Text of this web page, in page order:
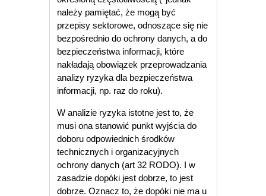
należy pamiętać, że mogą być
przepisy sektorowe, odnoszące się nie
bezpośrednio do ochrony danych, a do
bezpieczeństwa informacji, które
nakładają obowiązek przeprowadzania
analizy ryzyka dla bezpieczeństwa
informacji, np. raz do roku).
W analizie ryzyka istotne jest to, że
musi ona stanowić punkt wyjścia do
doboru odpowiednich środków
technicznych i organizacyjnych
ochrony danych (art 32 RODO). I w
zasadzie dopóki jest dobrze, to jest
dobrze. Oznacz to, że dopóki nie ma u